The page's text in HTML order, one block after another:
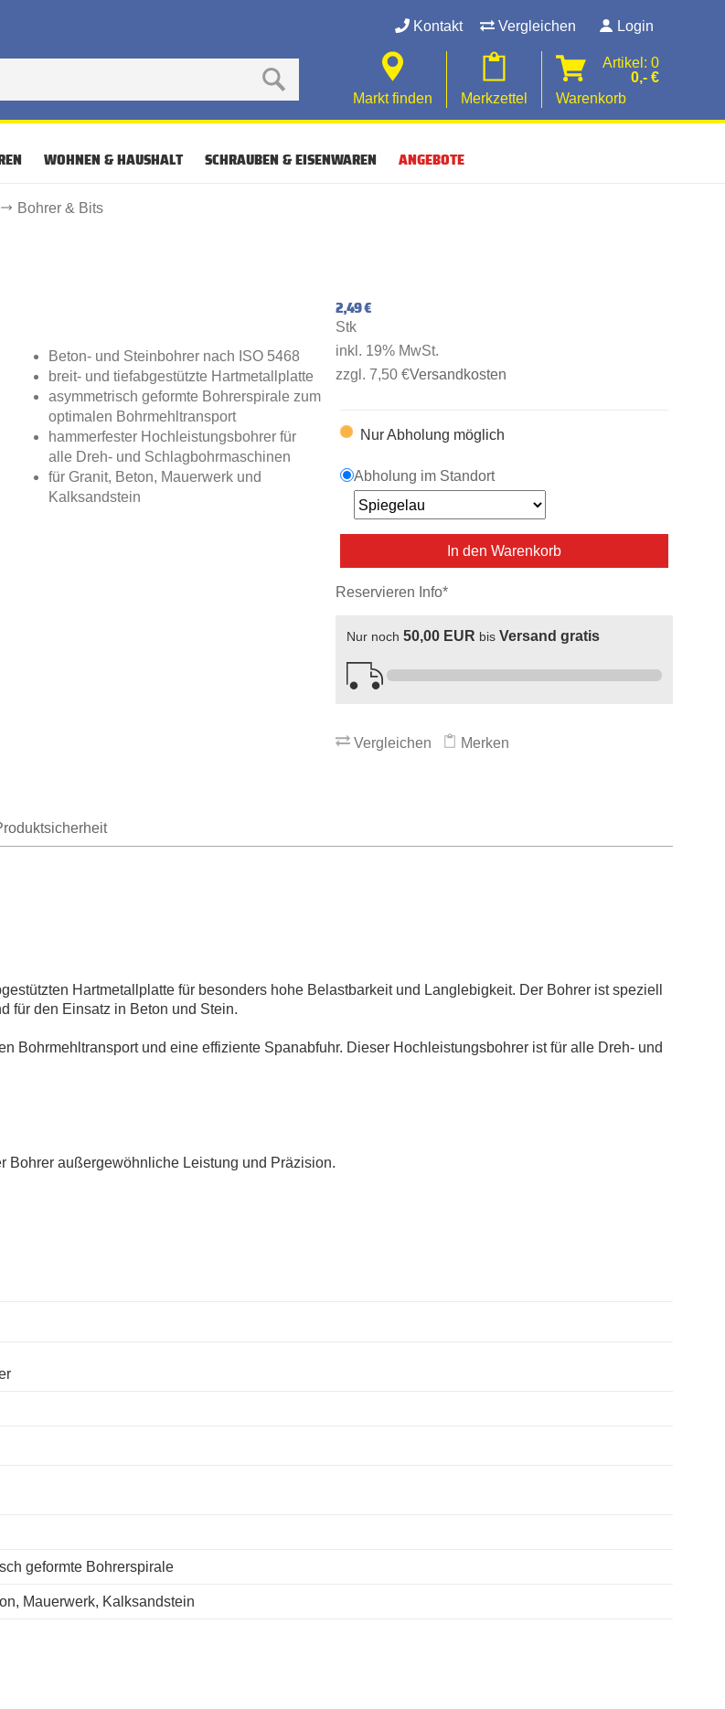
Kontakt Vergleichen Login
Markt finden Merkzettel
Artikel: 0
0,- €
Warenkorb
WOHNEN & HAUSHALT SCHRAUBEN & EISENWAREN ANGEBOTE
Bohrer & Bits
Beton- und Steinbohrer nach ISO 5468
breit- und tiefabgestützte Hartmetallplatte
asymmetrisch geformte Bohrerspirale zum
optimalen Bohrmehltransport
hammerfester Hochleistungsbohrer für
alle Dreh- und Schlagbohrmaschinen
für Granit, Beton, Mauerwerk und
Kalksandstein
2,49 €
Stk
inkl. 19% MwSt.
zzgl. 7,50 €Versandkosten
Nur Abholung möglich
Abholung im Standort
In den Warenkorb
Reservieren Info*
Nur noch 50,00 EUR bis Versand gratis
Vergleichen Merken
Hartmetallplatte für besonders hohe Belastbarkeit und Langlebigkeit. Der Bohrer ist speziell
für den Einsatz in Beton und Stein.
Bohrmehltransport und eine effiziente Spanabfuhr. Dieser Hochleistungsbohrer ist für alle Dreh- und
Bohrer außergewöhnliche Leistung und Präzision.
geformte Bohrerspirale
Mauerwerk, Kalksandstein